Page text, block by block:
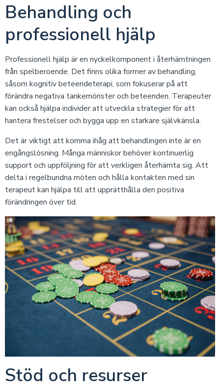
Behandling och
professionell hjälp
Professionell hjälp är en nyckelkomponent i återhämtningen
från spelberoende. Det finns olika former av behandling,
såsom kognitiv beteendeterapi, som fokuserar på att
förändra negativa tankemönster och beteenden. Terapeuter
kan också hjälpa individer att utveckla strategier för att
hantera frestelser och bygga upp en starkare självkänsla.
Det är viktigt att komma ihåg att behandlingen inte är en
engångslösning. Många människor behöver kontinuerlig
support och uppföljning för att verkligen återhämta sig. Att
delta i regelbundna möten och hålla kontakten med sin
terapeut kan hjälpa till att upprätthålla den positiva
förändringen över tid.
Stöd och resurser